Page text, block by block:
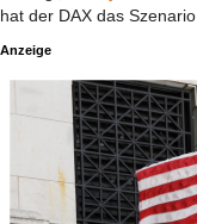
hat der DAX das
Anzeige